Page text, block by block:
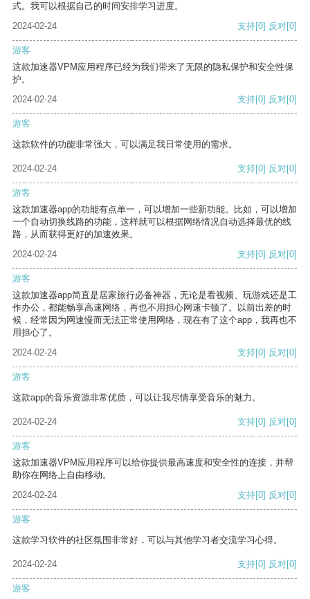
式。我可以根据自己的时间安排学习进度。
2024-02-24
支持[0] 反对[0]
游客
这款加速器VPM应用程序已经为我们带来了无限的隐私保护和安全性保
护。
2024-02-24
支持[0] 反对[0]
游客
这款软件的功能非常强大，可以满足我日常使用的需求。
2024-02-24 支持[0] 反对[0]
游客
这款加速器app的功能有点单一，可以增加一些新功能。比如，可以增加
一个自动切换线路的功能，这样就可以根据网络情况自动选择最优的线
路，从而获得更好的加速效果。
2024-02-24
支持[0] 反对[0]
游客
这款加速器app简直是居家旅行必备神器，无论是看视频、玩游戏还是工
作办公，都能畅享高速网络，再也不用担心网速卡顿了。以前出差的时
候，经常因为网速慢而无法正常使用网络，现在有了这个app，我再也不
用担心了。
2024-02-24
支持[0] 反对[0]
游客
这款app的音乐资源非常优质，可以让我尽情享受音乐的魅力。
2024-02-24 支持[0] 反对[0]
游客
这款加速器VPM应用程序可以给你提供最高速度和安全性的连接，并帮
助你在网络上自由移动。
2024-02-24
支持[0] 反对[0]
游客
这款学习软件的社区氛围非常好，可以与其他学习者交流学习心得。
2024-02-24 支持[0] 反对[0]
游客